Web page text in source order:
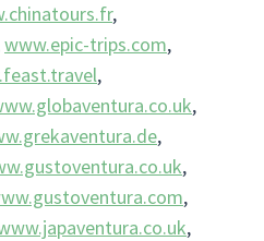
,
www.epic-trips.com,
,
,
,
,
,
,